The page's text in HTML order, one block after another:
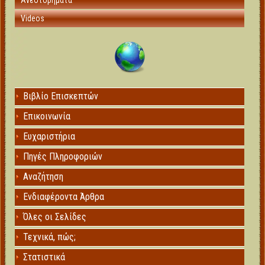
Videos
Βιβλίο Επισκεπτών
Επικοινωνία
Ευχαριστήρια
Πηγές Πληροφοριών
Αναζήτηση
Ενδιαφέροντα Άρθρα
Όλες οι Σελίδες
Τεχνικά, πώς;
Στατιστικά